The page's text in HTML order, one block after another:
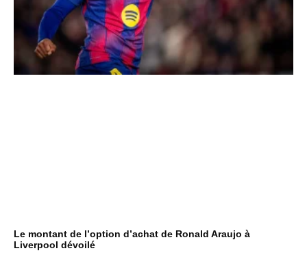
Le montant de l’option d’achat de Ronald Araujo à
Liverpool dévoilé